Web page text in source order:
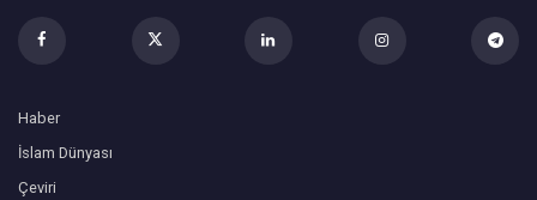
Haber
İslam Dünyası
Çeviri